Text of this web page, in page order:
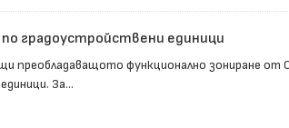
градоустройствени единици
преобладаващото функционално зониране от
За...